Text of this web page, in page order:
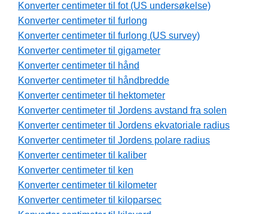
Konverter centimeter til fot (US undersøkelse)
Konverter centimeter til furlong
Konverter centimeter til furlong (US survey)
Konverter centimeter til gigameter
Konverter centimeter til hånd
Konverter centimeter til håndbredde
Konverter centimeter til hektometer
Konverter centimeter til Jordens avstand fra solen
Konverter centimeter til Jordens ekvatoriale radius
Konverter centimeter til Jordens polare radius
Konverter centimeter til kaliber
Konverter centimeter til ken
Konverter centimeter til kilometer
Konverter centimeter til kiloparsec